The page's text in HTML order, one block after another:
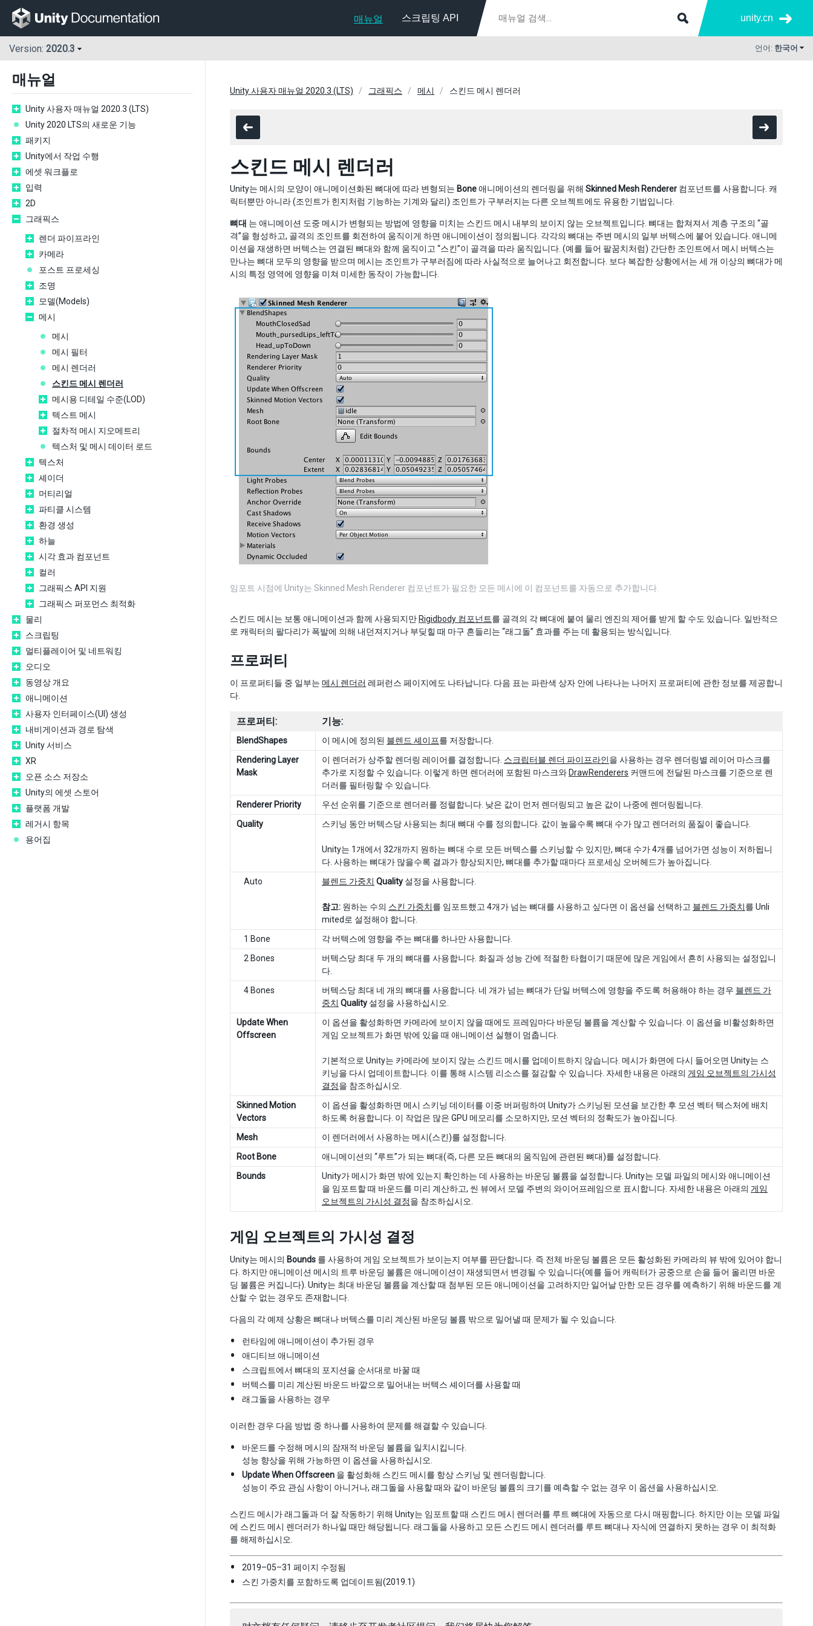
매뉴얼 스크립팅 API unity.cn
Version: 2020.3 언어: 한국어
매뉴얼
Unity 사용자 매뉴얼 2020.3 (LTS)
Unity 2020 LTS의 새로운 기능
패키지
Unity에서 작업 수행
에셋 워크플로
입력
2D
그래픽스
렌더 파이프라인
카메라
포스트 프로세싱
조명
모델(Models)
메시
메시
메시 필터
메시 렌더러
스킨드 메시 렌더러
메시용 디테일 수준(LOD)
텍스트 메시
절차적 메시 지오메트리
텍스처 및 메시 데이터 로드
텍스처
셰이더
머티리얼
파티클 시스템
환경 생성
하늘
시각 효과 컴포넌트
컬러
그래픽스 API 지원
그래픽스 퍼포먼스 최적화
물리
스크립팅
멀티플레이어 및 네트워킹
오디오
동영상 개요
애니메이션
사용자 인터페이스(UI) 생성
내비게이션과 경로 탐색
Unity 서비스
XR
오픈 소스 저장소
Unity의 에셋 스토어
플랫폼 개발
레거시 항목
용어집
Unity 사용자 매뉴얼 2020.3 (LTS) 그래픽스 메시 스킨드 메시 렌더러
스킨드 메시 렌더러
Unity는 메시의 모양이 애니메이션화된 뼈대에 따라 변형되는 Bone애니메이션의 렌더링을 위해 Skinned Mesh Renderer 컴포넌트를 사용합니다. 캐
릭터뿐만 아니라 (조인트가 힌지처럼 기능하는 기계와 달리) 조인트가 구부러지는 다른 오브젝트에도 유용한 기법입니다.
뼈대 는 애니메이션 도중 메시가 변형되는 방법에 영향을 미치는 스킨드 메시 내부의 보이지 않는 오브젝트입니다. 뼈대는 합쳐져서 계층 구조의 “골
격”을 형성하고, 골격의 조인트를 회전하여 움직이게 하면 애니메이션이 정의됩니다. 각각의 뼈대는 주변 메시의 일부 버텍스에 붙어 있습니다. 애니메
이션을 재생하면 버텍스는 연결된 뼈대와 함께 움직이고 “스킨”이 골격을 따라 움직입니다. (예를 들어 팔꿈치처럼) 간단한 조인트에서 메시 버텍스는
만나는 뼈대 모두의 영향을 받으며 메시는 조인트가 구부러짐에 따라 사실적으로 늘어나고 회전합니다. 보다 복잡한 상황에서는 세 개 이상의 뼈대가 메
시의 특정 영역에 영향을 미쳐 미세한 동작이 가능합니다.
임포트 시점에 Unity는 Skinned Mesh Renderer 컴포넌트가 필요한 모든 메시에 이 컴포넌트를 자동으로 추가합니다.
스킨드 메시는 보통 애니메이션과 함께 사용되지만 Rigidbody 컴포넌트를 골격의 각 뼈대에 붙여 물리 엔진의 제어를 받게 할 수도 있습니다. 일반적으
로 캐릭터의 팔다리가 폭발에 의해 내던져지거나 부딪힐 때 마구 흔들리는 “래그돌” 효과를 주는 데 활용되는 방식입니다.
프로퍼티
이 프로퍼티들 중 일부는 메시 렌더러 레퍼런스 페이지에도 나타납니다. 다음 표는 파란색 상자 안에 나타나는 나머지 프로퍼티에 관한 정보를 제공합니
다.
프로퍼티: 기능:
BlendShapes 이 메시에 정의된 블렌드 셰이프를 저장합니다.
Rendering Layer
Mask
이 렌더러가 상주할 렌더링 레이어를 결정합니다. 스크립터블 렌더 파이프라인을 사용하는 경우 렌더링별 레이어 마스크를
추가로 지정할 수 있습니다. 이렇게 하면 렌더러에 포함된 마스크와 DrawRenderers 커맨드에 전달된 마스크를 기준으로 렌
더러를 필터링할 수 있습니다.
Renderer Priority
우선 순위를 기준으로 렌더러를 정렬합니다. 낮은 값이 먼저 렌더링되고 높은 값이 나중에 렌더링됩니다.
Quality
스키닝 동안 버텍스당 사용되는 최대 뼈대 수를 정의합니다. 값이 높을수록 뼈대 수가 많고 렌더러의 품질이 좋습니다.
Unity는 1개에서 32개까지 원하는 뼈대 수로 모든 버텍스를 스키닝할 수 있지만, 뼈대 수가 4개를 넘어가면 성능이 저하됩니
다. 사용하는 뼈대가 많을수록 결과가 향상되지만, 뼈대를 추가할 때마다 프로세싱 오버헤드가 높아집니다.
Auto
블렌드 가중치 Quality 설정을 사용합니다.
참고: 원하는 수의 스킨 가중치를 임포트했고 4개가 넘는 뼈대를 사용하고 싶다면 이 옵션을 선택하고 블렌드 가중치를 Unli
mited로 설정해야 합니다.
1 Bone
각 버텍스에 영향을 주는 뼈대를 하나만 사용합니다.
2 Bones
버텍스당 최대 두 개의 뼈대를 사용합니다. 화질과 성능 간에 적절한 타협이기 때문에 많은 게임에서 흔히 사용되는 설정입니
다.
4 Bones
버텍스당 최대 네 개의 뼈대를 사용합니다. 네 개가 넘는 뼈대가 단일 버텍스에 영향을 주도록 허용해야 하는 경우 블렌드 가
중치 Quality 설정을 사용하십시오.
Update When
Offscreen
이 옵션을 활성화하면 카메라에 보이지 않을 때에도 프레임마다 바운딩 볼륨을 계산할 수 있습니다. 이 옵션을 비활성화하면
게임 오브젝트가 화면 밖에 있을 때 애니메이션 실행이 멈춥니다.
기본적으로 Unity는 카메라에 보이지 않는 스킨드 메시를 업데이트하지 않습니다. 메시가 화면에 다시 들어오면 Unity는 스
키닝을 다시 업데이트합니다. 이를 통해 시스템 리소스를 절감할 수 있습니다. 자세한 내용은 아래의 게임 오브젝트의 가시성
결정을 참조하십시오.
Skinned Motion
Vectors
이 옵션을 활성화하면 메시 스키닝 데이터를 이중 버퍼링하여 Unity가 스키닝된 모션을 보간한 후 모션 벡터 텍스처에 배치
하도록 허용합니다. 이 작업은 많은 GPU 메모리를 소모하지만, 모션 벡터의 정확도가 높아집니다.
Mesh
이 렌더러에서 사용하는 메시(스킨)를 설정합니다.
Root Bone
애니메이션의 “루트”가 되는 뼈대(즉, 다른 모든 뼈대의 움직임에 관련된 뼈대)를 설정합니다.
Bounds
Unity가 메시가 화면 밖에 있는지 확인하는 데 사용하는 바운딩 볼륨을 설정합니다. Unity는 모델 파일의 메시와 애니메이션
을 임포트할 때 바운드를 미리 계산하고, 씬 뷰에서 모델 주변의 와이어프레임으로 표시합니다. 자세한 내용은 아래의 게임
오브젝트의 가시성 결정을 참조하십시오.
게임 오브젝트의 가시성 결정
Unity는 메시의 Bounds 를 사용하여 게임 오브젝트가 보이는지 여부를 판단합니다. 즉 전체 바운딩 볼륨은 모든 활성화된 카메라의 뷰 밖에 있어야 합니
다. 하지만 애니메이션 메시의 트루 바운딩 볼륨은 애니메이션이 재생되면서 변경될 수 있습니다(예를 들어 캐릭터가 공중으로 손을 들어 올리면 바운
딩 볼륨은 커집니다). Unity는 최대 바운딩 볼륨을 계산할 때 첨부된 모든 애니메이션을 고려하지만 일어날 만한 모든 경우를 예측하기 위해 바운드를 계
산할 수 없는 경우도 존재합니다.
다음의 각 예제 상황은 뼈대나 버텍스를 미리 계산된 바운딩 볼륨 밖으로 밀어낼 때 문제가 될 수 있습니다.
런타임에 애니메이션이 추가된 경우
애디티브 애니메이션
스크립트에서 뼈대의 포지션을 순서대로 바꿀 때
버텍스를 미리 계산된 바운드 바깥으로 밀어내는 버텍스 셰이더를 사용할 때
래그돌을 사용하는 경우
이러한 경우 다음 방법 중 하나를 사용하여 문제를 해결할 수 있습니다.
바운드를 수정해 메시의 잠재적 바운딩 볼륨을 일치시킵니다.
성능 향상을 위해 가능하면 이 옵션을 사용하십시오.
Update When Offscreen 을 활성화해 스킨드 메시를 항상 스키닝 및 렌더링합니다.
성능이 주요 관심 사항이 아니거나, 래그돌을 사용할 때와 같이 바운딩 볼륨의 크기를 예측할 수 없는 경우 이 옵션을 사용하십시오.
스킨드 메시가 래그돌과 더 잘 작동하기 위해 Unity는 임포트할 때 스킨드 메시 렌더러를 루트 뼈대에 자동으로 다시 매핑합니다. 하지만 이는 모델 파일
에 스킨드 메시 렌더러가 하나일 때만 해당됩니다. 래그돌을 사용하고 모든 스킨드 메시 렌더러를 루트 뼈대나 자식에 연결하지 못하는 경우 이 최적화
를 해제하십시오.
2019–05–31 페이지 수정됨
스킨 가중치를 포함하도록 업데이트됨(2019.1)